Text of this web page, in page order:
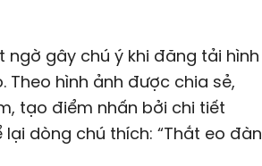
gây chú ý khi đăng tải hình
hình ảnh được chia sẻ,
tạo điểm nhấn bởi chi tiết
dòng chú thích: “Thắt eo đàn